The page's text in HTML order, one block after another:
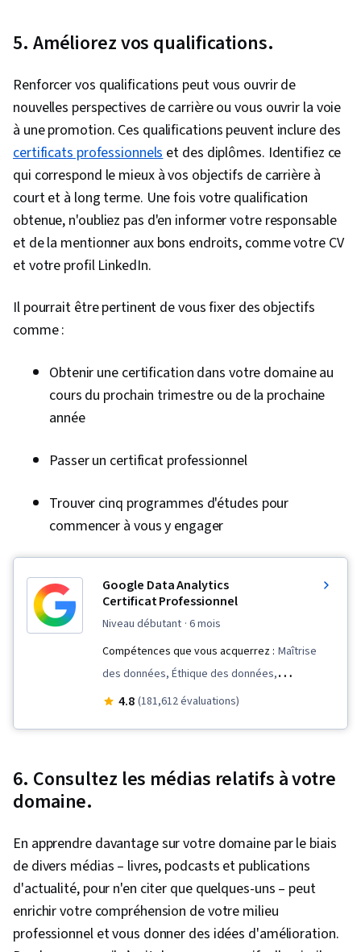
et organisationnelle, Changement
stratégique, Efficacité organisationnelle
5. Améliorez vos qualifications.
Renforcer vos qualifications peut vous ouvrir de
nouvelles perspectives de carrière ou vous ouvrir la voie
à une promotion. Ces qualifications peuvent inclure des
certificats professionnelset des diplômes. Identifiez ce
qui correspond le mieux à vos objectifs de carrière à
court et à long terme. Une fois votre qualification
obtenue, n'oubliez pas d'en informer votre responsable
et de la mentionner aux bons endroits, comme votre CV
et votre profil LinkedIn.
Il pourrait être pertinent de vous fixer des objectifs
comme :
Obtenir une certification dans votre domaine au
cours du prochain trimestre ou de la prochaine
année
Passer un certificat professionnel
Trouver cinq programmes d'études pour
commencer à vous y engager
Google Data Analytics
Certificat Professionnel
niveau débutant · 6 mois
Compétences que vous acquerrez : Maîtrise
des données, Éthique des données,
Visualisation des données, Visualisation
Nettoyage des données, Récit de données,
des données, Structures de données,
Présentation des données, LinkedIn, Présence
sur le web, Échantillonnage (statistiques),
Rmarkdown, Programmation Python, NumPy,
4.8 (181,612 évaluations)
6. Consultez les médias relatifs à votre
domaine.
En apprendre davantage sur votre domaine par le biais
de divers médias – livres, podcasts et publications
d'actualité, pour n'en citer que quelques-uns – peut
enrichir votre compréhension de votre milieu
professionnel et vous donner des idées d'amélioration.